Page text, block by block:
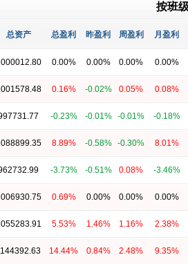
按班
总资产 总盈利 昨盈利 周盈利 月盈利
0.00% 0.00% 0.00% 0.00%
0.16% -0.02% 0.05% 0.08%
-0.23% -0.01% -0.01% -0.18%
8.89% -0.58% -0.30% 8.01%
-3.73% -0.51% 0.08% -3.46%
0.69% 0.00% 0.00% 0.00%
5.53% 1.46% 1.16% 2.38%
14.44% 0.84% 2.48% 9.35%